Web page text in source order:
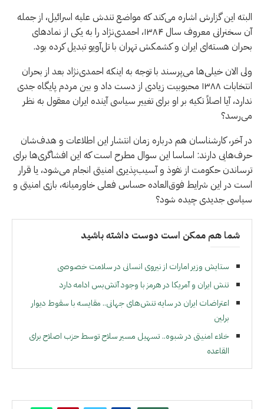
البته این گزارش اشاره می‌کند که مواضع تندش علیه اسرائیل، از جمله
آن سخنرانی معروف سال ۱۳۸۴، احمدی‌نژاد را به یکی از نمادهای
بحران هسته‌ای ایران و کشمکش تهران با تل‌آویو تبدیل کرده بود.
ولی الان خیلی‌ها می‌پرسند با توجه به اینکه احمدی‌نژاد بعد از بحران
انتخابات ۱۳۸۸ محبوبیت زیادی از دست داد و بین مردم پایگاه جدی
ندارد، آیا اصلاً تکیه بر او برای تغییر سیاسی آینده ایران معقول به نظر
می‌رسد؟
در آخر، کارشناسان هم درباره زمان انتشار این اطلاعات و هدف‌شان
حرف‌هایی دارند: اساسا این سوال مطرح است که این افشاگری‌ها برای
ترساندن حکومت از نفوذ و آسیب‌پذیری امنیتی انجام می‌شود، یا قرار
است در این شرایط فوق‌العاده حساس فعلی خاورمیانه، بازی امنیتی و
سیاسی جدیدی چیده شود؟
شما هم ممکن است دوست داشته باشید
ستایش وزیر امارات از نیروی انسانی در سلامت خصوصی
تنش ایران و آمریکا در هرمز با وجود آتش‌بس ادامه دارد
اعتراضات ایران در سایه تنش‌های جهانی.. مقایسه با سقوط دیوار
برلین
خلاء امنیتی در شبوه.. تسهیل مسیر سلاح توسط حزب اصلاح برای
القاعده